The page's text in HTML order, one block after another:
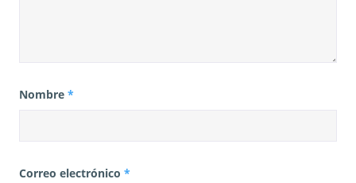
Nombre *
Correo electrónico *